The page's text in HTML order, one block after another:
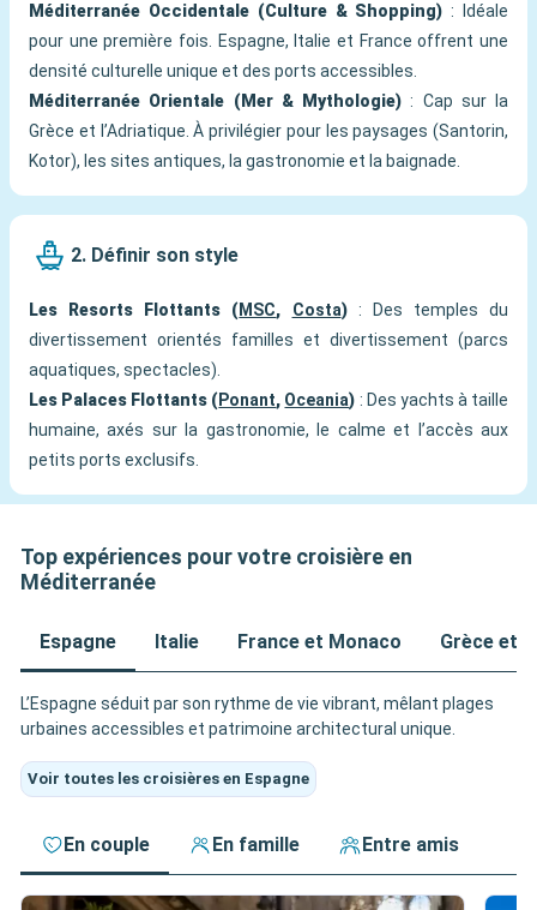
Méditerranée Occidentale (Culture & Shopping) : Idéale
pour une première fois. Espagne, Italie et France offrent une
densité culturelle unique et des ports accessibles.
Méditerranée Orientale (Mer & Mythologie) : Cap sur la
Grèce et l’Adriatique. À privilégier pour les paysages (Santorin,
Kotor), les sites antiques, la gastronomie et la baignade.
2. Définir son style
Les Resorts Flottants (MSC, Costa): Des temples du
divertissement orientés familles et divertissement (parcs
aquatiques, spectacles).
Les Palaces Flottants (Ponant, Oceania) : Des yachts à taille
humaine, axés sur la gastronomie, le calme et l’accès aux
petits ports exclusifs.
Top expériences pour votre croisière en
Méditerranée
Espagne Italie France et Monaco Grèce et
L’Espagne séduit par son rythme de vie vibrant, mêlant plages
urbaines accessibles et patrimoine architectural unique.
Voir toutes les croisières en Espagne
En couple En famille Entre amis